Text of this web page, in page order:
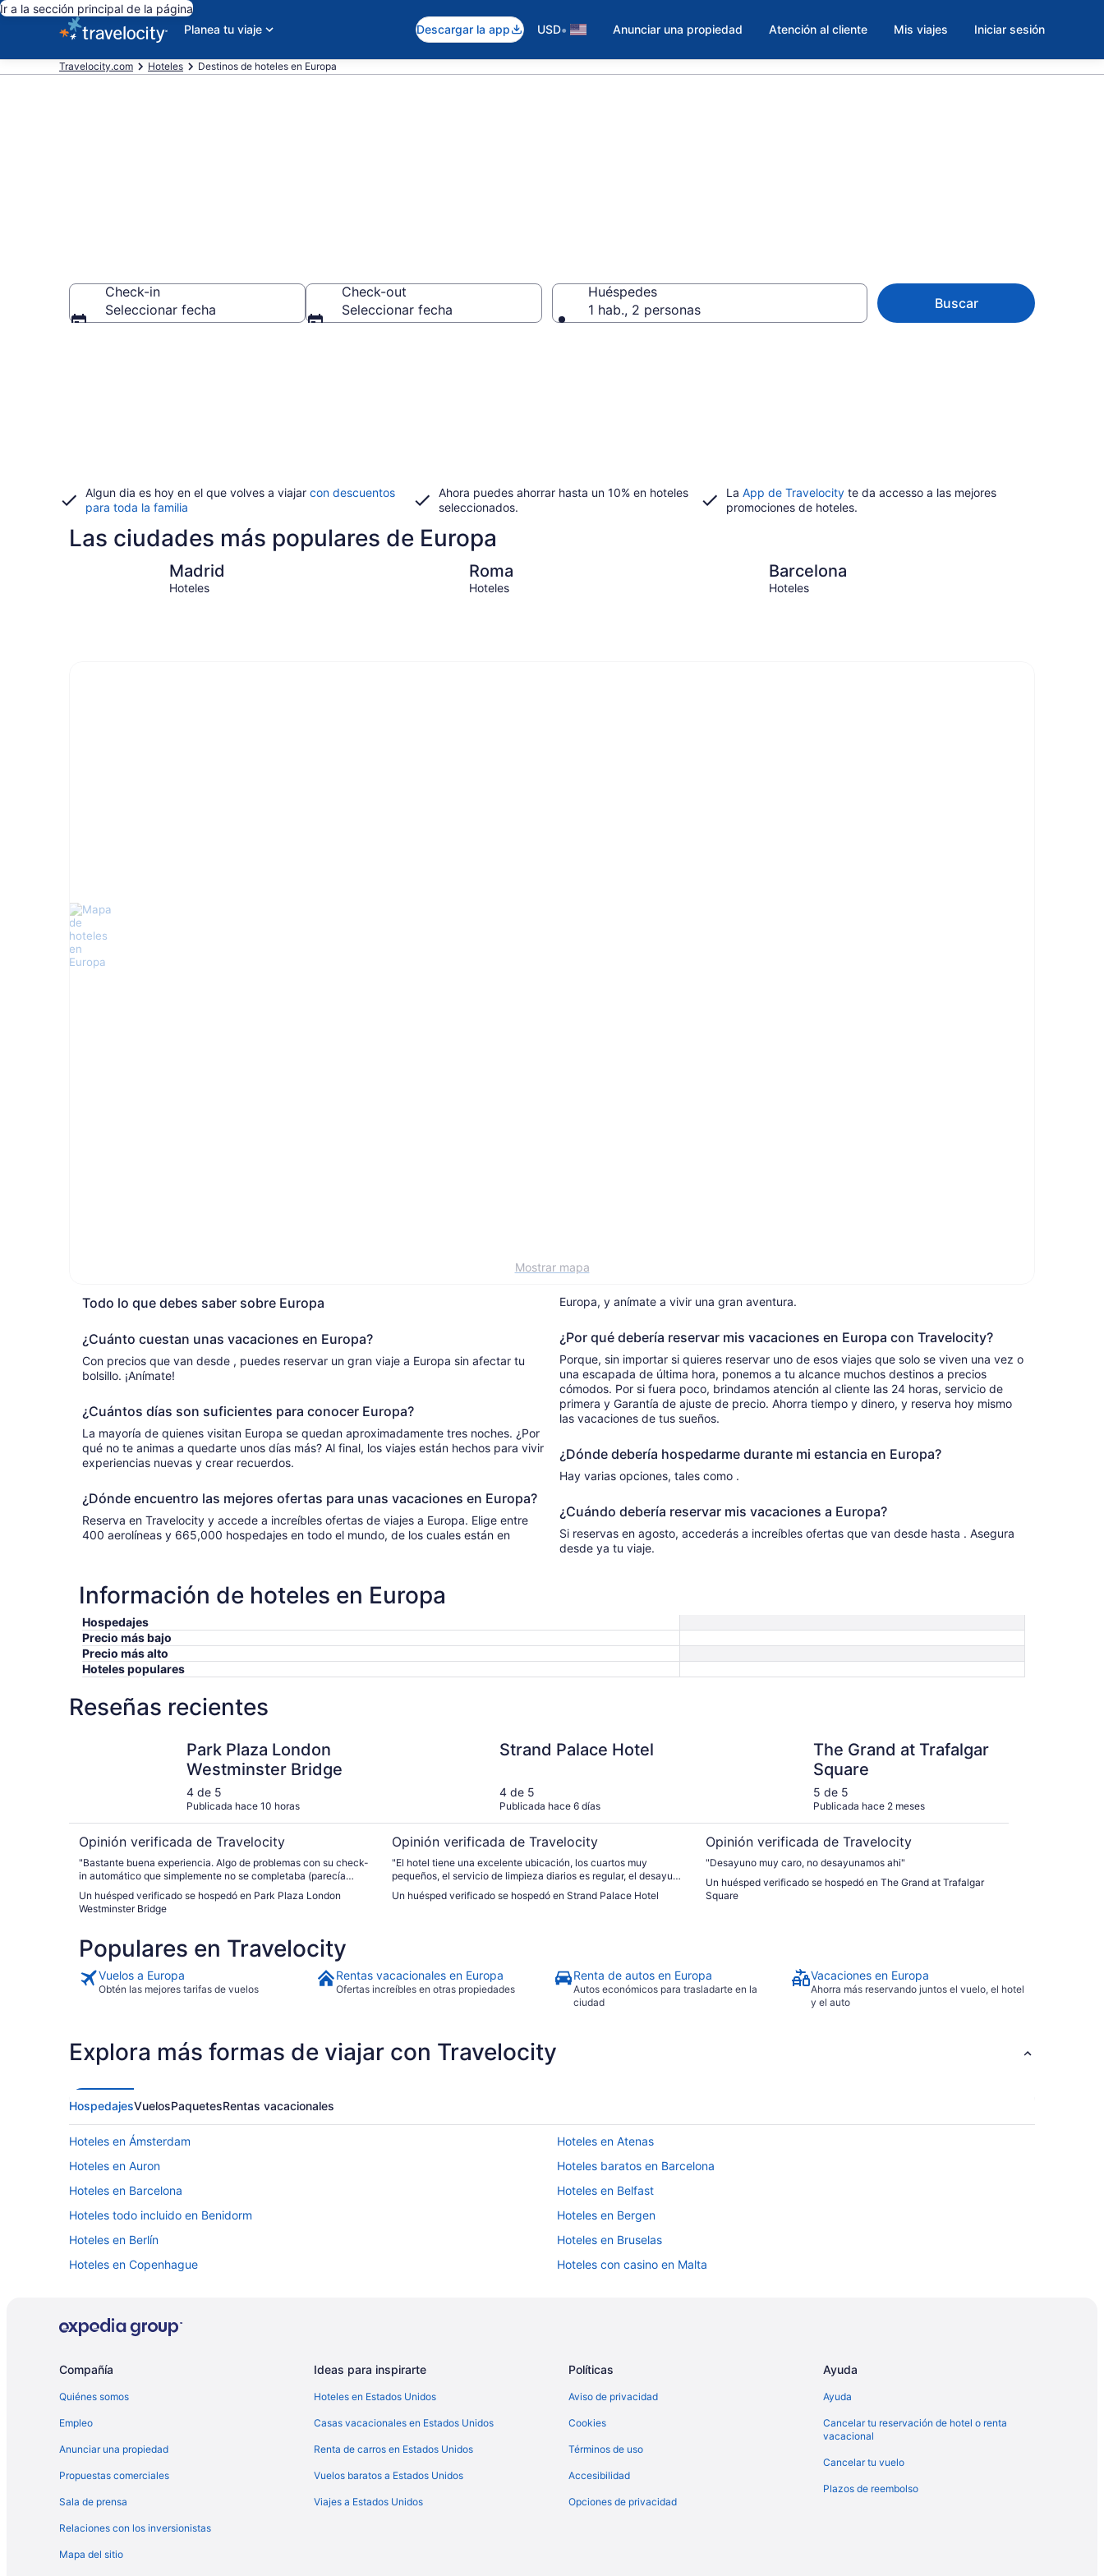
Ir a la sección principal de la página
Planea tu viaje
Descargar la app USD• Anunciar una propiedad Atención al cliente Mis viajes Iniciar sesión
Travelocity.com Hoteles Destinos de hoteles en Europa
Check-in
Seleccionar fecha
Check-out
Seleccionar fecha
Huéspedes
1 hab., 2 personas
Buscar
Algun dia es hoy en el que volves a viajar con descuentos
para toda la familia
Ahora puedes ahorrar hasta un 10% en hoteles
seleccionados.
La App de Travelocity te da accesso a las mejores
promociones de hoteles.
Las ciudades más populares de Europa
Madrid
Hoteles
Roma
Hoteles
Barcelona
Hoteles
Mostrar mapa
Todo lo que debes saber sobre Europa
¿Cuánto cuestan unas vacaciones en Europa?
Con precios que van desde , puedes reservar un gran viaje a Europa sin afectar tu
bolsillo. ¡Anímate!
¿Cuántos días son suficientes para conocer Europa?
La mayoría de quienes visitan Europa se quedan aproximadamente tres noches. ¿Por
qué no te animas a quedarte unos días más? Al final, los viajes están hechos para vivir
experiencias nuevas y crear recuerdos.
¿Dónde encuentro las mejores ofertas para unas vacaciones en Europa?
Reserva en Travelocity y accede a increíbles ofertas de viajes a Europa. Elige entre
400 aerolíneas y 665,000 hospedajes en todo el mundo, de los cuales están en
Europa, y anímate a vivir una gran aventura.
¿Por qué debería reservar mis vacaciones en Europa con Travelocity?
Porque, sin importar si quieres reservar uno de esos viajes que solo se viven una vez o
una escapada de última hora, ponemos a tu alcance muchos destinos a precios
cómodos. Por si fuera poco, brindamos atención al cliente las 24 horas, servicio de
primera y Garantía de ajuste de precio. Ahorra tiempo y dinero, y reserva hoy mismo
las vacaciones de tus sueños.
¿Dónde debería hospedarme durante mi estancia en Europa?
Hay varias opciones, tales como .
¿Cuándo debería reservar mis vacaciones a Europa?
Si reservas en agosto, accederás a increíbles ofertas que van desde hasta . Asegura
desde ya tu viaje.
Información de hoteles en Europa
Hospedajes
Precio más bajo
Precio más alto
Hoteles populares
Reseñas recientes
Park Plaza London
Westminster Bridge
4 de 5
Publicada hace 10 horas
Opinión verificada de Travelocity
"Bastante buena experiencia. Algo de problemas con su check-
in automático que simplemente no se completaba (parecía
relacionado a haber resevado por plataforma). Lo demas
bastante bien, el personal fue muy amable, atento y nos
ayudaron mucho cuando fue necesario. Le restamos una
no lo indican, parece como que un "opt-in" pero en realidad no
hay otra opción. Lo entendemos por cuidar agua, falta de
personal pero deberían ser más claros u ofrecer alguna
compensación por ello. El buffet bastante limitado pero
suficienctey de gran ayuda. Las habitaciones en buenas
Un huésped verificado se hospedó en Park Plaza London
Westminster Bridge
Strand Palace Hotel
4 de 5
Publicada hace 6 días
Opinión verificada de Travelocity
"El hotel tiene una excelente ubicación, los cuartos muy
pequeños, el servicio de limpieza diarios es regular, el desayuno
bastante bueno"
Un huésped verificado se hospedó en Strand Palace Hotel
The Grand at Trafalgar
Square
5 de 5
Publicada hace 2 meses
Opinión verificada de Travelocity
"Desayuno muy caro, no desayunamos ahi"
Un huésped verificado se hospedó en The Grand at Trafalgar
Square
Populares en Travelocity
Vuelos a Europa
Obtén las mejores tarifas de vuelos
Rentas vacacionales en Europa
Ofertas increíbles en otras propiedades
Renta de autos en Europa
Autos económicos para trasladarte en la
ciudad
Vacaciones en Europa
Ahorra más reservando juntos el vuelo, el hotel
y el auto
Explora más formas de viajar con Travelocity
HospedajesVuelosPaquetesRentas vacacionales
Hoteles en Ámsterdam
Hoteles en Atenas
Hoteles en Auron
Hoteles baratos en Barcelona
Hoteles en Barcelona
Hoteles en Belfast
Hoteles todo incluido en Benidorm
Hoteles en Bergen
Hoteles en Berlín
Hoteles en Bruselas
Hoteles en Copenhague
Hoteles con casino en Malta
Hoteles históricos en Malta
Hoteles baratos en Malta
Hoteles boutique en Malta
Hoteles en Dublín
Hoteles en Florencia
Hoteles en Glasgow
Hoteles todo incluido en Las Palmas de Gran Canaria
Hoteles en Liverpool
Compañía
Quiénes somos
Empleo
Anunciar una propiedad
Propuestas comerciales
Sala de prensa
Relaciones con los inversionistas
Mapa del sitio
Ideas para inspirarte
Hoteles en Estados Unidos
Casas vacacionales en Estados Unidos
Renta de carros en Estados Unidos
Vuelos baratos a Estados Unidos
Viajes a Estados Unidos
Políticas
Aviso de privacidad
Cookies
Términos de uso
Accesibilidad
Opciones de privacidad
Ayuda
Ayuda
Cancelar tu reservación de hotel o renta
vacacional
Cancelar tu vuelo
Plazos de reembolso